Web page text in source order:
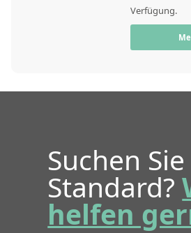
Verfügung.
Suchen
Standard?
helfen